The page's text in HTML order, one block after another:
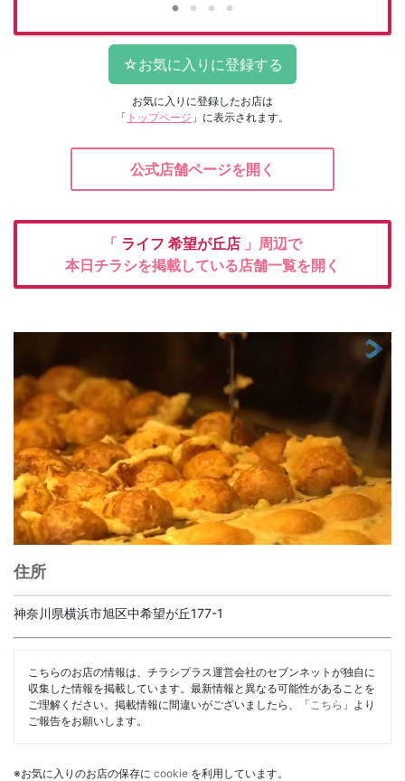
お気に入りに登録したお店は
「 トップページ 」に表示されます。
公式店舗ページを開く
「 ライフ 希望が丘店 」周辺で
本日チラシを掲載している店舗一覧を開く
住所
神奈川県横浜市旭区中希望が丘177-1
こちらのお店の情報は、チラシプラス運営会社のセブンネットが独自に
収集した情報を掲載しています。最新情報と異なる可能性があることを
ご理解ください。掲載情報に間違いがございましたら、「 こちら 」より
ご報告をお願いします。
※お気に入りのお店の保存に cookie を利用しています。